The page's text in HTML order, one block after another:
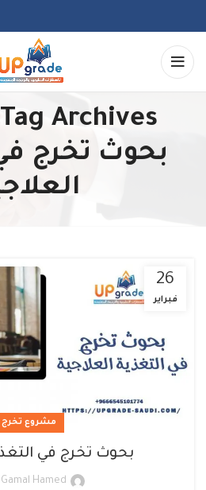
بحوث تخرج
26
فبراير
مشروع تخرج
بحوث تخرج في
Gamal Hamed